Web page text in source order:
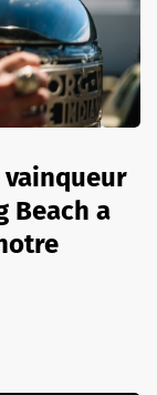
vainqueur
Beach a